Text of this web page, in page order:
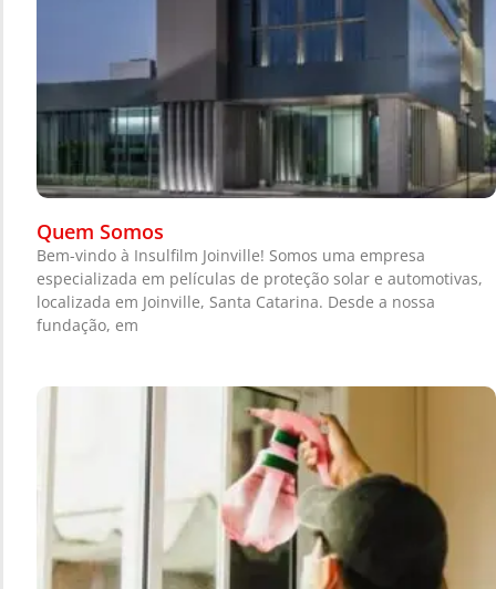
Quem Somos
Bem-vindo à Insulfilm Joinville! Somos uma empresa
especializada em películas de proteção solar e automotivas,
localizada em Joinville, Santa Catarina. Desde a nossa
fundação, em